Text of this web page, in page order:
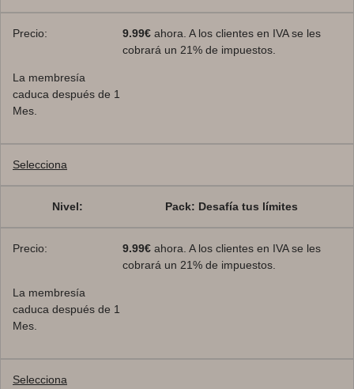
9.99€ahora. A los clientes en IVA se les
cobrará un 21% de impuestos.
La membresía
caduca después de 1
Mes.
Selecciona
Pack: Desafía tus límites
9.99€ahora. A los clientes en IVA se les
cobrará un 21% de impuestos.
La membresía
caduca después de 1
Mes.
Selecciona